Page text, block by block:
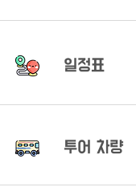
​일정표
​투어 차량